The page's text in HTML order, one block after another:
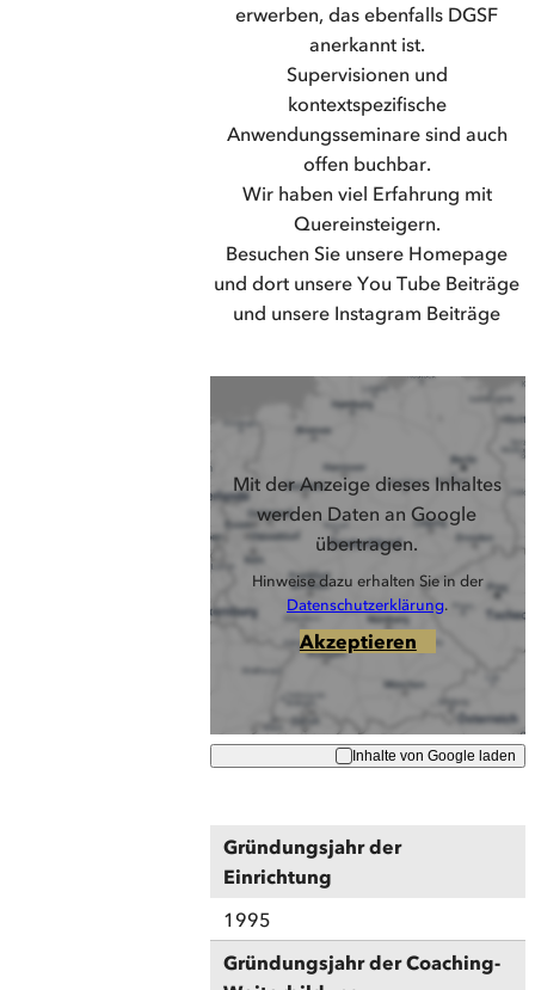
erwerben, das ebenfalls DGSF
anerkannt ist.
Supervisionen und
kontextspezifische
Anwendungsseminare sind auch
offen buchbar.
Wir haben viel Erfahrung mit
Quereinsteigern.
Besuchen Sie unsere Homepage
und dort unsere You Tube Beiträge
und unsere Instagram Beiträge
Mit der Anzeige dieses Inhaltes
werden Daten an Google
übertragen.
Hinweise dazu erhalten Sie in der
Datenschutzerklärung.
Akzeptieren
Inhalte von Google laden
Gründungsjahr der
Einrichtung
1995
Gründungsjahr der Coaching-